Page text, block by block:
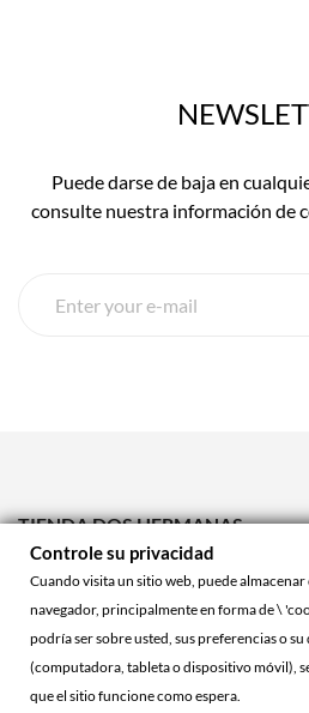
Puede darse de baja en
consulte nuestra información de
TIENDA DOS HERMANAS
TIENDA ONLINE
ACCOUNT
Controle su privacidad
Cuando visita un sitio web, puede
navegador, principalmente en forma de \
podría ser sobre usted, sus preferencias o
(computadora, tableta o dispositivo móvil),
que el sitio funcione como espera.